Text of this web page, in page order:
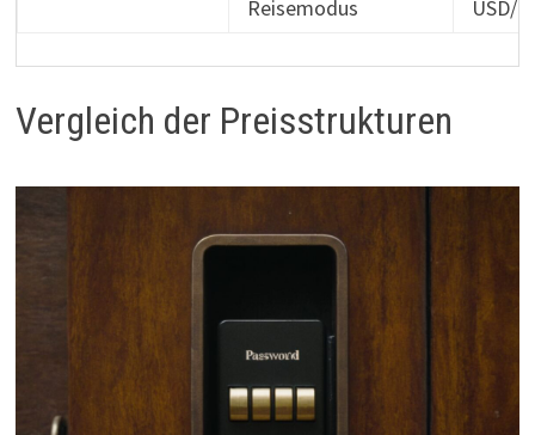
Reisemodus
USD/
Vergleich der Preisstrukturen